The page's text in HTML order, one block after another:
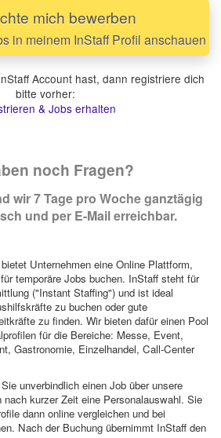
mich bewerben
in meinem InStaff Profil anschauen
Account hast, dann registriere dich
bitte vorher:
& Jobs erhalten
noch Fragen?
wir 7 Tage pro Woche ganztägig
und per E-Mail erreichbar.
Unternehmen eine Online Plattform,
temporäre Jobs buchen. InStaff steht für
("Instant Staffing") und ist ideal
zu buchen oder gute
zu finden. Wir bieten dafür einen Pool
für die Bereiche: Messe, Event,
Gastronomie, Einzelhandel, Call-Center
unverbindlich einen Job über unsere
nach kurzer Zeit eine Personalauswahl. Sie
dann online vergleichen und bei
Nach der Buchung übernimmt InStaff den